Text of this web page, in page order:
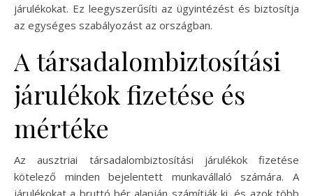
járulékokat. Ez leegyszerűsíti az ügyintézést és biztosítja
az egységes szabályozást az országban.
A társadalombiztosítási
járulékok fizetése és
mértéke
Az ausztriai társadalombiztosítási járulékok fizetése
kötelező minden bejelentett munkavállaló számára. A
járulékokat a bruttó bér alapján számítják ki, és azok több